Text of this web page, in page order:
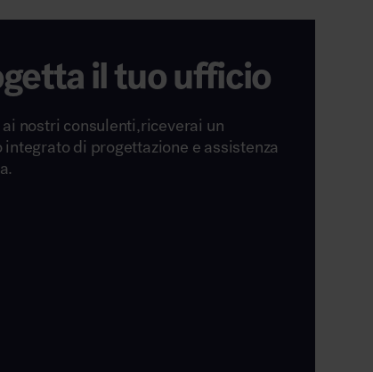
il tuo ufficio
nostri consulenti,riceverai un
integrato di progettazione e assistenza